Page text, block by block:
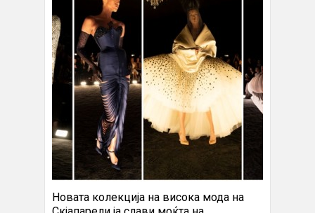
Новата колекција на висока мода на